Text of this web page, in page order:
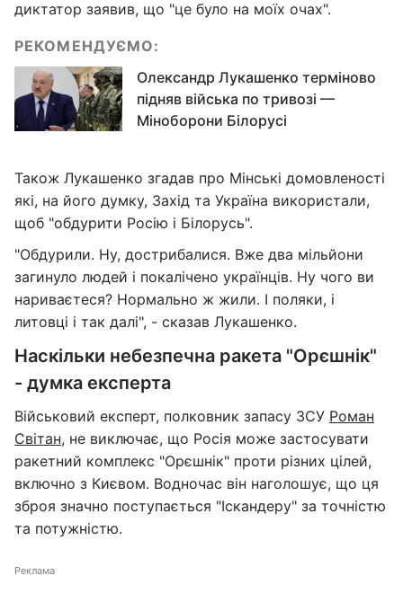
диктатор заявив, що "це було на моїх очах".
РЕКОМЕНДУЄМО:
Олександр Лукашенко терміново
підняв війська по тривозі —
Міноборони Білорусі
Також Лукашенко згадав про Мінські домовленості
які, на його думку, Захід та Україна використали,
щоб "обдурити Росію і Білорусь".
"Обдурили. Ну, дострибалися. Вже два мільйони
загинуло людей і покалічено українців. Ну чого ви
нариваєтеся? Нормально ж жили. І поляки, і
литовці і так далі", - сказав Лукашенко.
Наскільки небезпечна ракета "Орєшнік"
- думка експерта
Військовий експерт, полковник запасу ЗСУ Роман
Світан, не виключає, що Росія може застосувати
ракетний комплекс "Орєшнік" проти різних цілей,
включно з Києвом. Водночас він наголошує, що ця
зброя значно поступається "Іскандеру" за точністю
та потужністю.
Реклама